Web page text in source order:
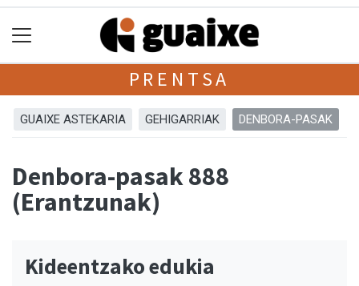
PRENTSA
GUAIXE ASTEKARIA GEHIGARRIAK DENBORA-PASAK
Denbora-pasak 888
(Erantzunak)
Kideentzako edukia